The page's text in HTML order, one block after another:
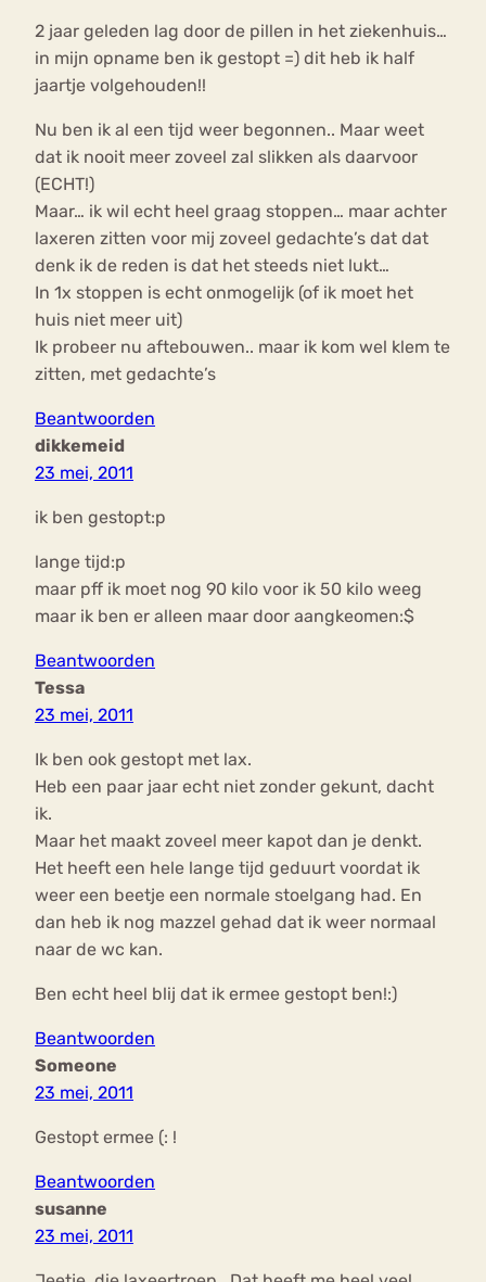
2 jaar geleden lag door de pillen in het ziekenhuis…
in mijn opname ben ik gestopt =) dit heb ik half
jaartje volgehouden!!
Nu ben ik al een tijd weer begonnen.. Maar weet
dat ik nooit meer zoveel zal slikken als daarvoor
(ECHT!)
Maar… ik wil echt heel graag stoppen… maar achter
laxeren zitten voor mij zoveel gedachte’s dat dat
denk ik de reden is dat het steeds niet lukt…
In 1x stoppen is echt onmogelijk (of ik moet het
huis niet meer uit)
Ik probeer nu aftebouwen.. maar ik kom wel klem te
zitten, met gedachte’s
Beantwoorden
dikkemeid
23 mei, 2011
ik ben gestopt:p
lange tijd:p
maar pff ik moet nog 90 kilo voor ik 50 kilo weeg
maar ik ben er alleen maar door aangkeomen:$
Beantwoorden
Tessa
23 mei, 2011
Ik ben ook gestopt met lax.
Heb een paar jaar echt niet zonder gekunt, dacht
ik.
Maar het maakt zoveel meer kapot dan je denkt.
Het heeft een hele lange tijd geduurt voordat ik
weer een beetje een normale stoelgang had. En
dan heb ik nog mazzel gehad dat ik weer normaal
naar de wc kan.
Ben echt heel blij dat ik ermee gestopt ben!:)
Beantwoorden
Someone
23 mei, 2011
Gestopt ermee (: !
Beantwoorden
susanne
23 mei, 2011